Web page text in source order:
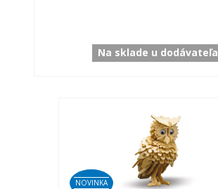
Na sklade u dodávateľa
NOVINKA